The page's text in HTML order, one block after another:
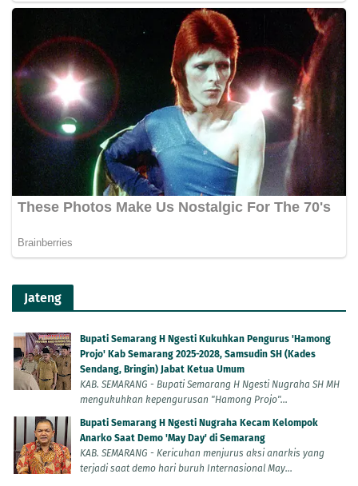
Jateng
Bupati Semarang H Ngesti Kukuhkan Pengurus 'Hamong
Projo' Kab Semarang 2025-2028, Samsudin SH (Kades
Sendang, Bringin) Jabat Ketua Umum
KAB. SEMARANG - Bupati Semarang H Ngesti Nugraha SH MH
mengukuhkan kepengurusan "Hamong Projo"...
Bupati Semarang H Ngesti Nugraha Kecam Kelompok
Anarko Saat Demo 'May Day' di Semarang
KAB. SEMARANG - Kericuhan menjurus aksi anarkis yang
terjadi saat demo hari buruh Internasional May...